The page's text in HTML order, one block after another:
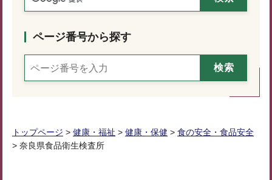
ページ番号から探す
トップページ > 健康・福祉 > 健康・保健 > 食の安全・食品安全
> 奈良県食品衛生検査所